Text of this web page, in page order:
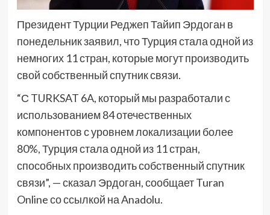
Президент Турции Реджеп Тайип Эрдоган в
понедельник заявил, что Турция стала одной из
немногих 11 стран, которые могут производить
свой собственный спутник связи.
“С TURKSAT 6A, который мы разработали с
использованием 84 отечественных
компонентов с уровнем локализации более
80%, Турция стала одной из 11 стран,
способных производить собственный спутник
связи”, — сказал Эрдоган, сообщает Turan
Online со ссылкой на Anadolu.